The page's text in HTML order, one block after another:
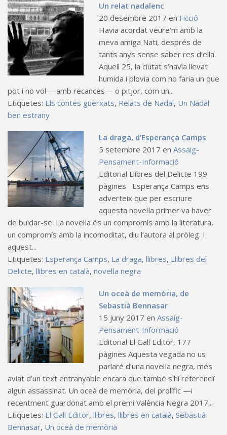
Un relat nadalenc
20 desembre 2017 en Ficció
Havia acordat veure’m amb la
meva amiga Nati, després de
tants anys sense saber res d’ella.
Aquell 25, la ciutat s’havia llevat
humida i plovia com ho faria un que
pot i no vol —amb recances— o pitjor, com un...
Etiquetes: Els contes guerxats, Relats de Nadal, Un Nadal
ben estrany
La draga, d’Esperança Camps
5 setembre 2017 en Assaig-
Pensament-Informació
Editorial Llibres del Delicte 199
pàgines Esperança Camps ens
adverteix que per escriure
aquesta novel·la primer va haver
de buidar-se. La novel·la és un compromís amb la literatura,
un compromís amb la incomoditat, diu l’autora al pròleg. I
aquest...
Etiquetes: Esperança Camps, La draga, llibres, Llibres del
Delicte, llibres en català, novel·la negra
Un oceà de memòria, de
Sebastià Bennasar
15 juny 2017 en Assaig-
Pensament-Informació
Editorial El Gall Editor, 177
pàgines Aquesta vegada no us
parlaré d’una novel·la negra, més
aviat d’un text entranyable encara que també s'hi referenciï
algun assassinat. Un oceà de memòria, del prolífic —i
recentment guardonat amb el premi València Negra 2017...
Etiquetes: El Gall Editor, llibres, llibres en català, Sebastià
Bennasar, Un oceà de memòria